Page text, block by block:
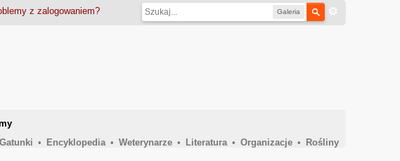
Galeria
z zalogowaniem?
Gatunki • Encyklopedia • Weterynarze • Literatura • Organizacje •
Rośliny